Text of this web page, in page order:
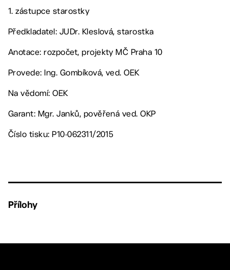
1. zástupce starostky
Předkladatel: JUDr. Kleslová, starostka
Anotace: rozpočet, projekty MČ Praha 10
Provede: Ing. Gombíková, ved. OEK
Na vědomí: OEK
Garant: Mgr. Janků, pověřená ved. OKP
Číslo tisku: P10-062311/2015
Přílohy